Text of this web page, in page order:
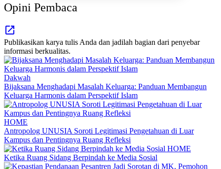
Opini Pembaca
Publikasikan karya tulis Anda dan jadilah bagian dari penyebar
informasi berkualitas.
Dakwah
Bijaksana Menghadapi Masalah Keluarga: Panduan Membangun
Keluarga Harmonis dalam Perspektif Islam
HOME
Antropolog UNUSIA Soroti Legitimasi Pengetahuan di Luar
Kampus dan Pentingnya Ruang Refleksi
HOME
Ketika Ruang Sidang Berpindah ke Media Sosial